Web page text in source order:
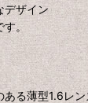
デザイン
す。
る薄型1.6レ